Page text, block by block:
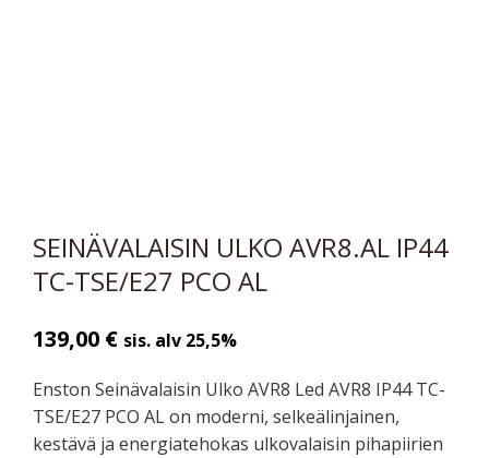
SEINÄVALAISIN ULKO AVR8.AL IP44
TC-TSE/E27 PCO AL
139,00 € sis. alv 25,5%
Enston Seinävalaisin Ulko AVR8 Led AVR8 IP44 TC-
TSE/E27 PCO AL on moderni, selkeälinjainen,
kestävä ja energiatehokas ulkovalaisin pihapiirien